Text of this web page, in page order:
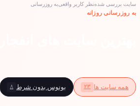
سایت بررسی شدهنظر کاربر واقعیبه روزرسانی
به روزرسانی روزانه
همه سایت ها ۲۳ بونوس بدون شرط ۸